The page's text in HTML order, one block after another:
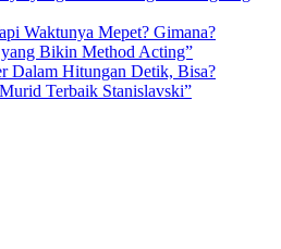
Waktunya Mepet? Gimana?
Bikin Method Acting”
Dalam Hitungan Detik, Bisa?
Terbaik Stanislavski”